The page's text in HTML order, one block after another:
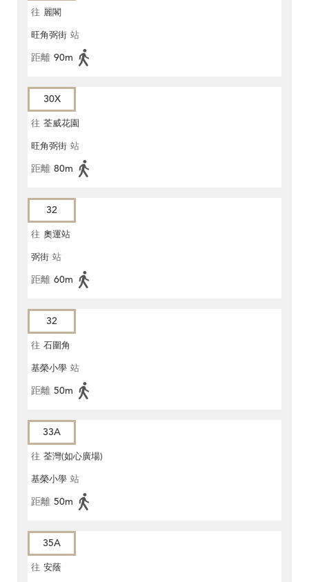
往 麗閣
旺角弼街 站
距離 90m
30X
往 荃威花園
旺角弼街 站
距離 80m
32
往 奧運站
弼街 站
距離 60m
32
往 石圍角
基榮小學 站
距離 50m
33A
往 荃灣(如心廣場)
基榮小學 站
距離 50m
35A
往 安蔭